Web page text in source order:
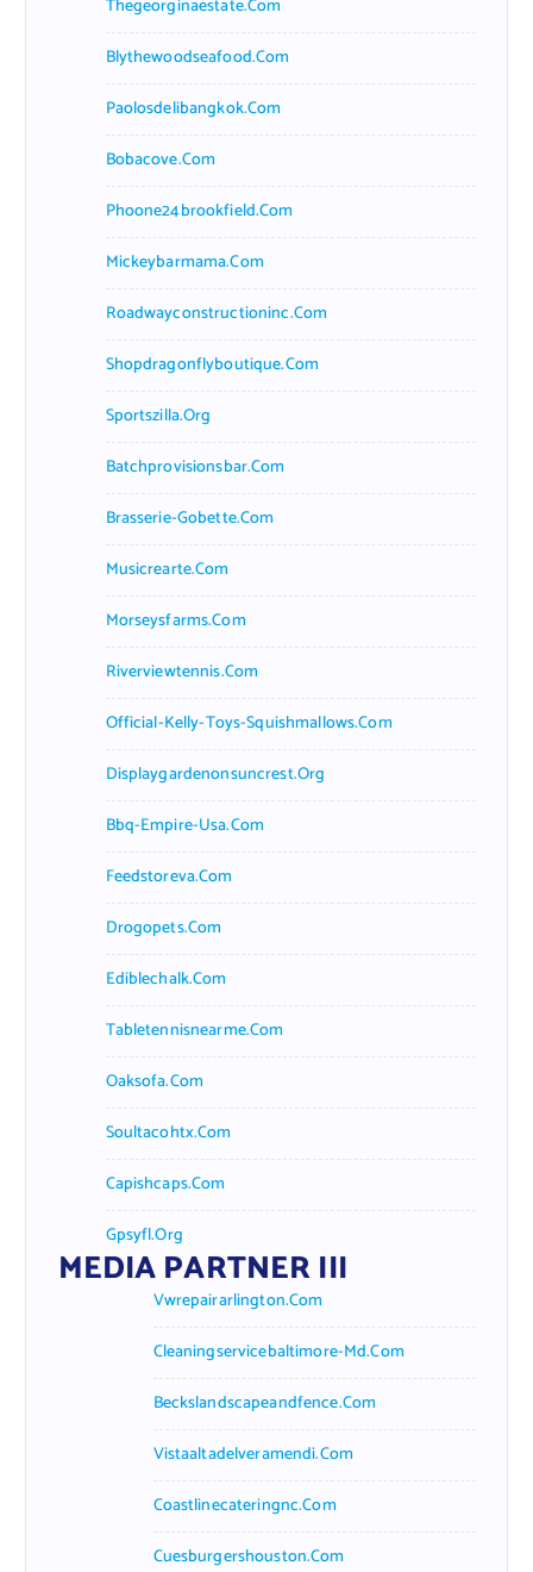
Thegeorginaestate.com
Blythewoodseafood.com
Paolosdelibangkok.com
Bobacove.com
Phoone24brookfield.com
Mickeybarmama.com
Roadwayconstructioninc.com
Shopdragonflyboutique.com
Sportszilla.org
Batchprovisionsbar.com
Brasserie-Gobette.com
Musicrearte.com
Morseysfarms.com
Riverviewtennis.com
Official-Kelly-Toys-Squishmallows.com
Displaygardenonsuncrest.org
Bbq-Empire-Usa.com
Feedstoreva.com
Drogopets.com
Ediblechalk.com
Tabletennisnearme.com
Oaksofa.com
Soultacohtx.com
Capishcaps.com
Gpsyfl.org
MEDIA PARTNER III
Vwrepairarlington.com
Cleaningservicebaltimore-Md.com
Beckslandscapeandfence.com
Vistaaltadelveramendi.com
Coastlinecateringnc.com
Cuesburgershouston.com